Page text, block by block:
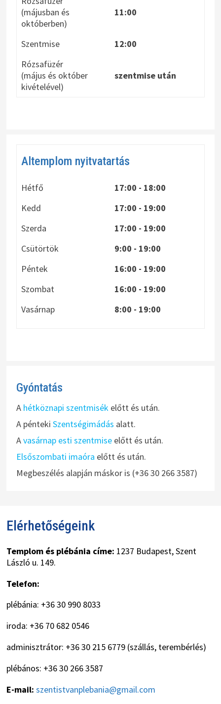
(májusban és
októberben)
11:00
Szentmise
12:00
Rózsafüzér
(május és október
kivételével)
szentmise után
Altemplom nyitvatartás
Hétfő
17:00 - 18:00
Kedd
17:00 - 19:00
Szerda
17:00 - 19:00
Csütörtök
9:00 - 19:00
Péntek
16:00 - 19:00
Szombat
16:00 - 19:00
Vasárnap
8:00 - 19:00
Gyóntatás
A hétköznapi szentmisékelőtt és után.
A pénteki Szentségimádás alatt.
Avasárnap esti szentmiseelőtt és után.
Elsőszombati imaóra előtt és után.
Megbeszélés alapján máskor is (+36 30 266 3587)
Elérhetőségeink
Templom és plébánia címe: 1237 Budapest, Szent
László u. 149.
Telefon:
plébánia: +36 30 990 8033
iroda: +36 70 682 0546
adminisztrátor: +36 30 215 6779 (szállás, terembérlés)
plébános: +36 30 266 3587
E-mail: szentistvanplebania@gmail.com